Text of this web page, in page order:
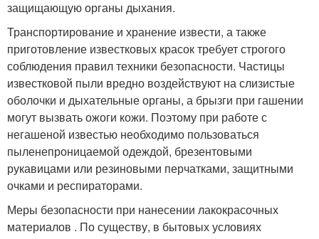
защищающую органы дыхания.
Транспортирование и хранение извести, а также
приготовление известковых красок требует строгого
соблюдения правил техники безопасности. Частицы
известковой пыли вредно воздействуют на слизистые
оболочки и дыхательные органы, а брызги при гашении
могут вызвать ожоги кожи. Поэтому при работе с
негашеной известью необходимо пользоваться
пыленепроницаемой одеждой, брезентовыми
рукавицами или резиновыми перчатками, защитными
очками и респираторами.
Меры безопасности при нанесении лакокрасочных
материалов . По существу, в бытовых условиях